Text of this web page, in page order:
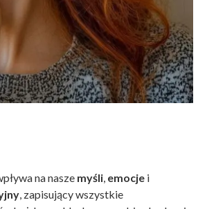
na nasze myśli emocje i
, zapisujący wszystkie